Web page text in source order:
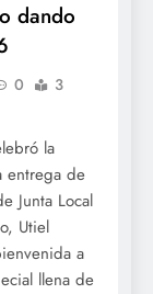
dando
0
3
la
entrega de
Junta Local
Utiel
a
llena de